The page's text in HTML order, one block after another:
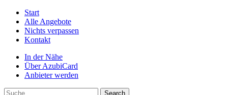
Start
Alle Angebote
Nichts verpassen
Kontakt
In der Nähe
Über AzubiCard
Anbieter werden